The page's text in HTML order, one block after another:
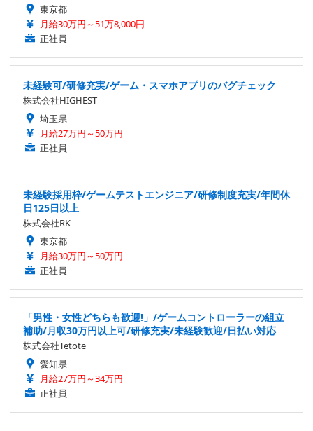
東京都
月給30万円～51万8,000円
正社員
未経験可/研修充実/ゲーム・スマホアプリのバグチェック
株式会社HIGHEST
埼玉県
月給27万円～50万円
正社員
未経験採用枠/ゲームテストエンジニア/研修制度充実/年間休
日125日以上
株式会社RK
東京都
月給30万円～50万円
正社員
「男性・女性どちらも歓迎!」/ゲームコントローラーの組立
補助/月収30万円以上可/研修充実/未経験歓迎/日払い対応
株式会社Tetote
愛知県
月給27万円～34万円
正社員